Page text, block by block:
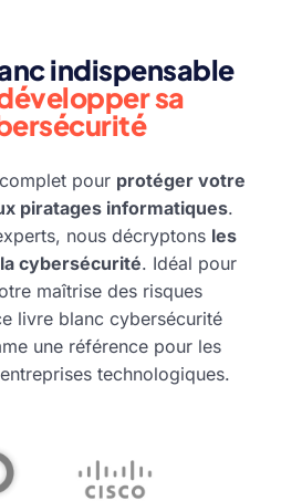
indispensable
sa
pour protéger votre
piratages informatiques.
nous décryptons les
cybersécurité. Idéal pour
maîtrise des risques
livre blanc cybersécurité
une référence pour les
technologiques.